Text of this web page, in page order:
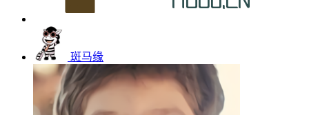
斑马缘